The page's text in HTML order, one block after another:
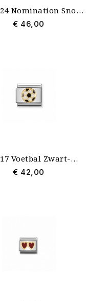
03020324 Nomination Snowboarder blauw emaille
€ 46,00
03020417 Voetbal Zwart-Wit Nomination schakel emaille met goud
€ 42,00